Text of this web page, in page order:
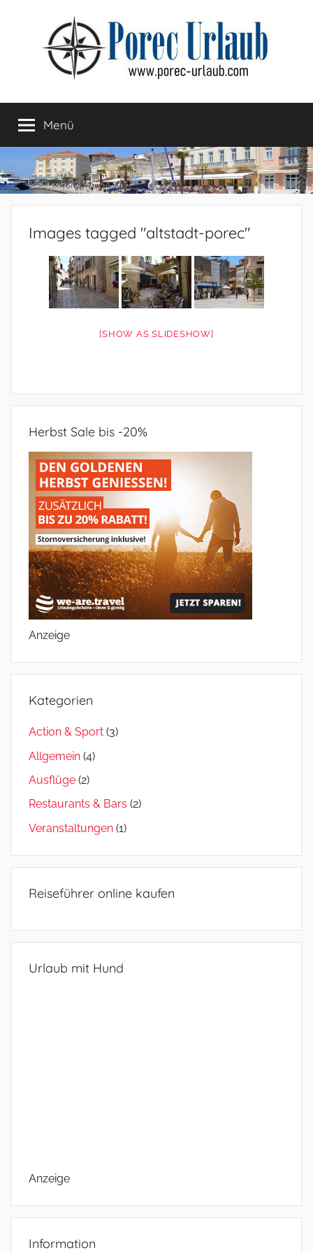
springen
Menü
Images tagged "altstadt-porec"
[SHOW AS SLIDESHOW]
Herbst Sale bis -20%
Anzeige
Kategorien
Action & Sport (3)
Allgemein (4)
Ausflüge (2)
Restaurants & Bars (2)
Veranstaltungen (1)
Reiseführer online kaufen
Urlaub mit Hund
Anzeige
Information